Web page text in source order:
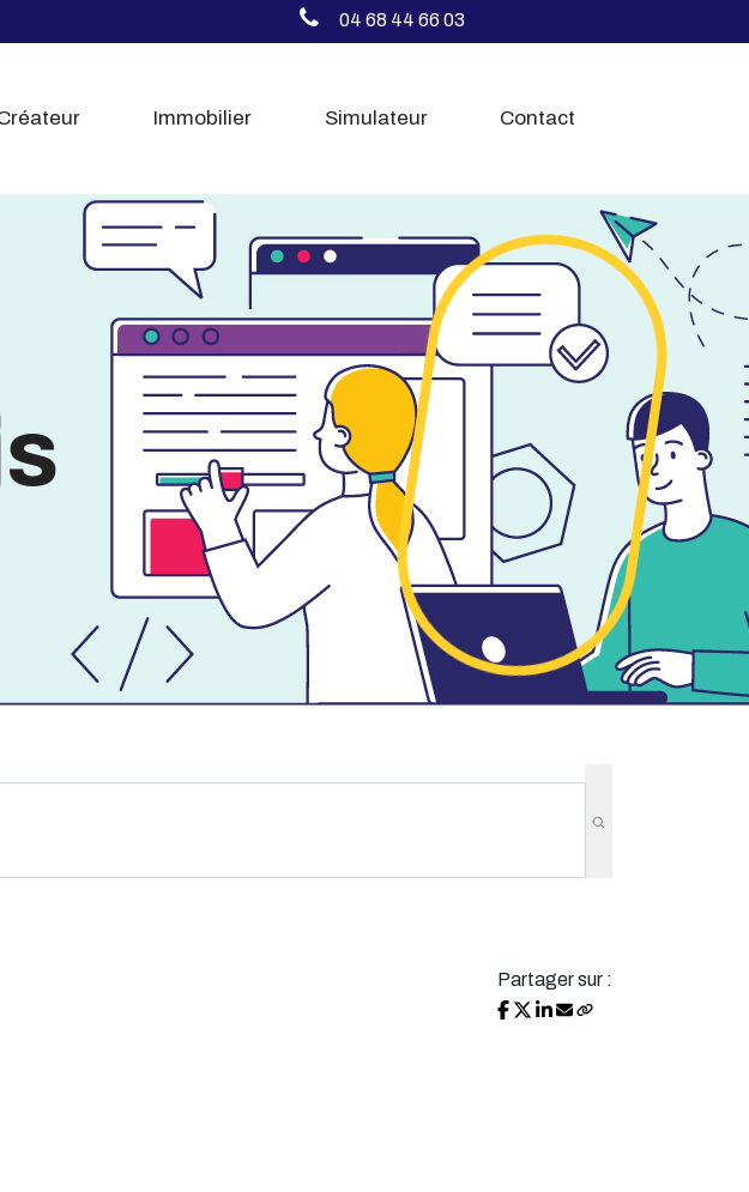
04 68 44 66 03
Immobilier Simulateur Contact
Partager sur :